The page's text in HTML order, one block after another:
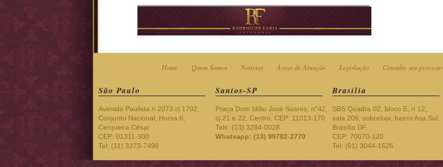
Home Quem Somos Notícias Áreas de Atuação Legislação Consulte seu processo
São Paulo
Avenida Paulista n 2073 cj 1702,
Conjunto Nacional, Horsa II,
Cerqueira César
CEP: 01311-300
Tel: (11) 3373-7498
Santos-SP
Praça Dom Idílio José Soares, n°42,
cj 21 e 22, Centro, CEP: 11013-170
Tels: (13) 3284-0028
Whatsapp: (13) 99782-2770
Brasília
SBS Quadra 02, bloco E, n 12,
sala 206, sobreloja, bairro Asa Sul,
Brasília DF,
CEP: 70070-120
Tel: (61) 3044-1626